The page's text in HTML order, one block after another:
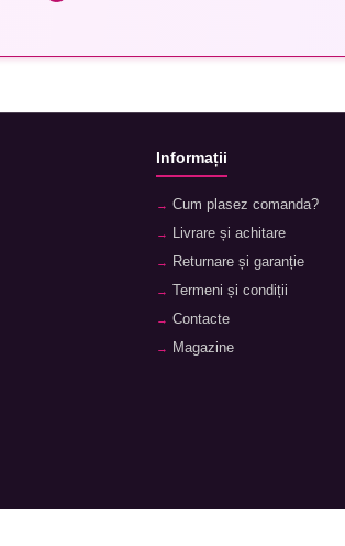
Informații
Cum plasez comanda?
Livrare și achitare
Returnare și garanție
Termeni și condiții
Contacte
Magazine